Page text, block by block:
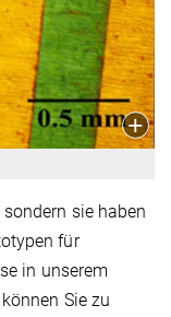
sie haben
für
in unserem
Sie zu